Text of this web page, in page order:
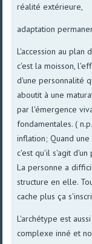
réalité extérieure,
adaptation
L'accession au plan
c'est la moisson,
d'une personnalité
aboutit à une
par l'émergence
fondamentales. (
inflation; Quand
c'est qu'il s'agit d'un
La personne a
structure en elle.
cache plus ça
L'archétype est
complexe inné et